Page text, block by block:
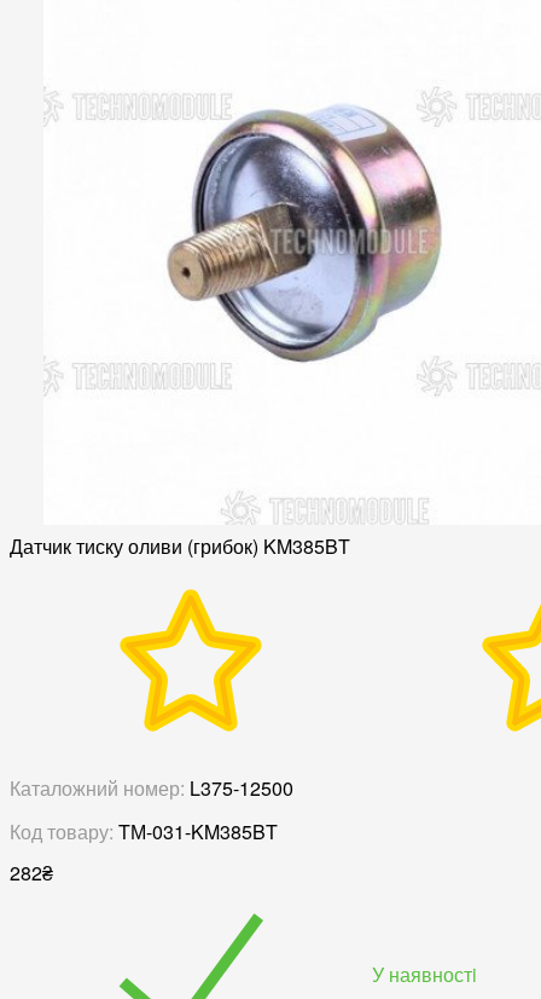
Датчик тиску оливи (грибок) KM385BT
Каталожний номер: L375-12500
Код товару: TМ-031-KM385BT
282₴
У наявностi